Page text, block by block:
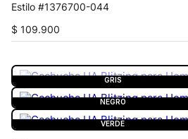
1376700-044
$ 109.900
GRIS
NEGRO
VERDE